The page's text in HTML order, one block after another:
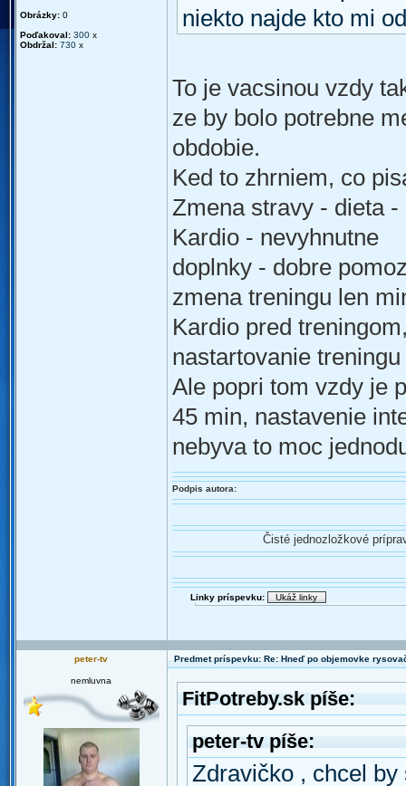
Obrázky: 0
Poďakoval: 300 x
Obdržal: 730 x
niekto najde kto mi
To je vacsinou vzdy
ze by bolo potrebne
obdobie.
Ked to zhrniem, co
Zmena stravy - dieta -
Kardio - nevyhnutne
doplnky - dobre
zmena treningu len
Kardio pred
nastartovanie treningu
Ale popri tom vzdy je
45 min, nastavenie
nebyva to moc
Podpis autora:
Čisté jednozložkové
Linky príspevku:
peter-tv Predmet príspevku: Re: Hneď po objemovke
nemluvna
FitPotreby.sk píše:
peter-tv píše:
Zdravičko , chcel